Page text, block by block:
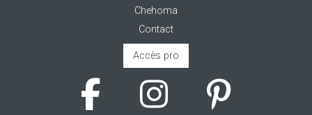
Chehoma
Contact
Accès pro